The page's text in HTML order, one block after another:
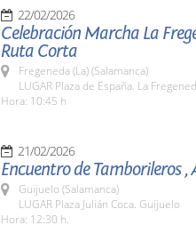
22/02/2026
Celebración Marcha La
Ruta Corta
Fregeneda (La) (Salamanca)
LUGAR Plaza de España. La
Hora: 10:45 h
21/02/2026
Encuentro de Tamborileros ,
Guijuelo (Salamanca)
LUGAR Plaza Julián Coca. Guijuelo
Hora: 12:30 h.